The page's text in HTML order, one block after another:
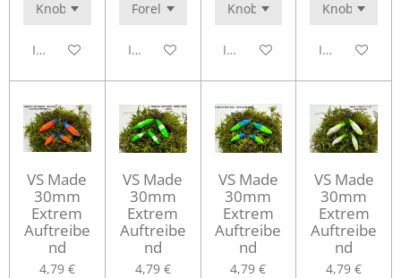
In den WarenkorbIn den WarenkorbIn den WarenkorbIn den
VS Made
30mm
Extrem
Auftreibe
nd
4,79 €
VS Made
30mm
Extrem
Auftreibe
nd
4,79 €
VS Made
30mm
Extrem
Auftreibe
nd
4,79 €
VS Made
30mm
Extrem
Auftreibe
nd
4,79 €